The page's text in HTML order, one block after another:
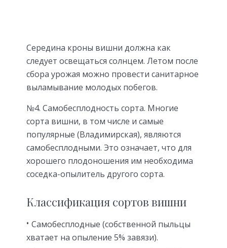
Середина кроны вишни должна как
следует освещаться солнцем. Летом после
сбора урожая можно провести санитарное
выламывание молодых побегов.
№4. Самобесплодность сорта. Многие
сорта вишни, в том числе и самые
популярные (Владимирская), являются
самобесплодными. Это означает, что для
хорошего плодоношения им необходима
соседка-опылитель другого сорта.
Классификация сортов вишни
Самобесплодные (собственной пыльцы
хватает на опыление 5% завязи).